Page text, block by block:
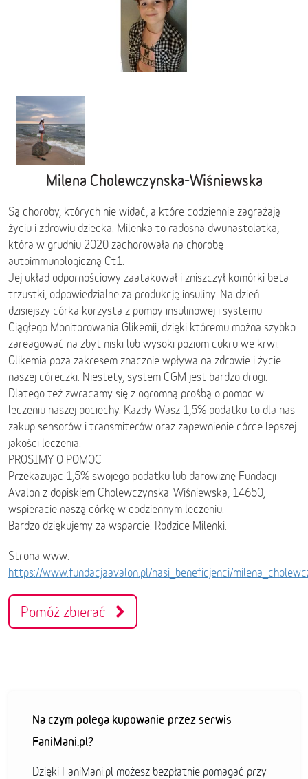
Milena Cholewczynska-Wiśniewska
Są choroby, których nie widać, a które codziennie zagrażają
życiu i zdrowiu dziecka. Milenka to radosna dwunastolatka,
która w grudniu 2020 zachorowała na chorobę
autoimmunologiczną Ct1.
Jej układ odpornościowy zaatakował i zniszczył komórki beta
trzustki, odpowiedzialne za produkcję insuliny. Na dzień
dzisiejszy córka korzysta z pompy insulinowej i systemu
Ciągłego Monitorowania Glikemii, dzięki któremu można szybko
zareagować na zbyt niski lub wysoki poziom cukru we krwi.
Glikemia poza zakresem znacznie wpływa na zdrowie i życie
naszej córeczki. Niestety, system CGM jest bardzo drogi.
Dlatego też zwracamy się z ogromną prośbą o pomoc w
leczeniu naszej pociechy. Każdy Wasz 1,5% podatku to dla nas
zakup sensorów i transmiterów oraz zapewnienie córce lepszej
jakości leczenia.
PROSIMY O POMOC
Przekazując 1,5% swojego podatku lub darowiznę Fundacji
Avalon z dopiskiem Cholewczynska-Wiśniewska, 14650,
wspieracie naszą córkę w codziennym leczeniu.
Bardzo dziękujemy za wsparcie. Rodzice Milenki.
Strona www:
https://www.fundacjaavalon.pl/nasi_beneficjenci/
Pomóż zbierać
Na czym polega kupowanie przez serwis
FaniMani.pl?
Dzięki FaniMani.pl możesz bezpłatnie pomagać przy